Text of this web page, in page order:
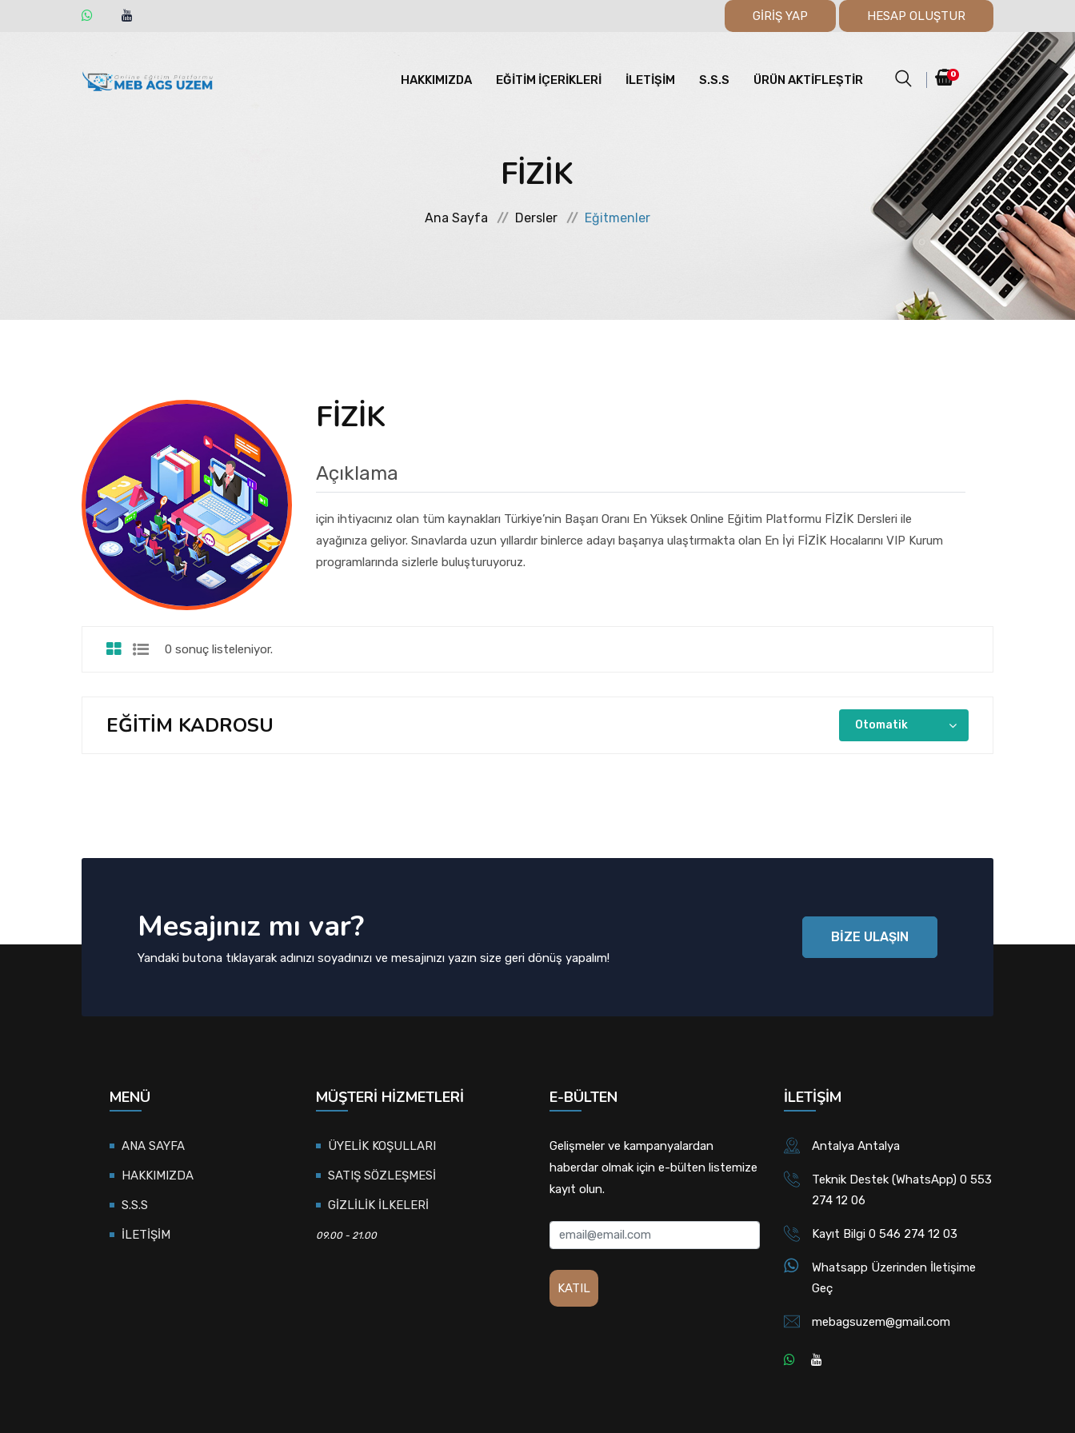
GİRİŞ YAP HESAP OLUŞTUR
HAKKIMIZDA EĞİTİM İÇERİKLERİ İLETİŞİM S.S.S ÜRÜN AKTİFLEŞTİR 0
FİZİK
Ana Sayfa Dersler Eğitmenler
FİZİK
Açıklama
için ihtiyacınız olan tüm kaynakları Türkiye’nin Başarı Oranı En Yüksek Online Eğitim Platformu FİZİK Dersleri ile
ayağınıza geliyor. Sınavlarda uzun yıllardır binlerce adayı başarıya ulaştırmakta olan En İyi FİZİK Hocalarını VIP Kurum
programlarında sizlerle buluşturuyoruz.
0 sonuç listeleniyor.
EĞİTİM KADROSU
Mesajınız mı var?
Yandaki butona tıklayarak adınızı soyadınızı ve mesajınızı yazın size geri dönüş yapalım!
BİZE ULAŞIN
MENÜ
ANA SAYFA
HAKKIMIZDA
S.S.S
İLETİŞİM
MÜŞTERI HIZMETLERI
ÜYELİK KOŞULLARI
SATIŞ SÖZLEŞMESİ
GİZLİLİK İLKELERİ
09.00 - 21.00
E-BÜLTEN
Gelişmeler ve kampanyalardan
haberdar olmak için e-bülten listemize
kayıt olun.
İLETIŞIM
Antalya Antalya
Teknik Destek (WhatsApp) 0 553
274 12 06
Kayıt Bilgi 0 546 274 12 03
Whatsapp Üzerinden İletişime
Geç
mebagsuzem@gmail.com